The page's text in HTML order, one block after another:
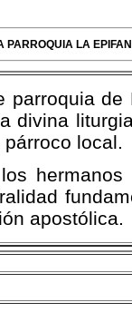
PARROQUIA LA
parroquia
divina
local.
apostólica.